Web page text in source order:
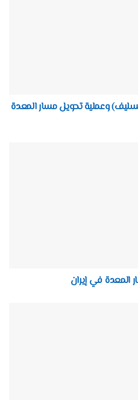
وعملية تحويل مسار المعدة
في إيران